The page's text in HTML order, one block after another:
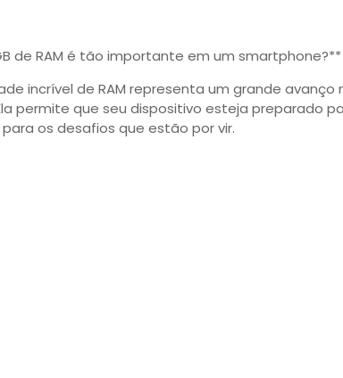
de RAM é tão importante em um smartphone?**
incrível de RAM representa um grande avanço
permite que seu dispositivo esteja preparado
os desafios que estão por vir.